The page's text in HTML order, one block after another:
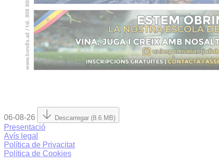
06-08-26 Descarregar (8.6 MB)
Presentació
Avís legal
Política de Privacitat
Política de Cookies